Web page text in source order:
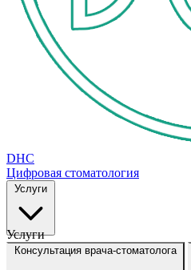
DHC
Цифровая стоматология
Услуги
Услуги
Консультация врача-стоматолога